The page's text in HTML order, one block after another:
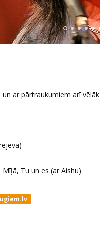
ar pārtraukumiem arī vēlāk
Tu un es (ar Aishu)